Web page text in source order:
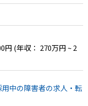
円 (年収： 270万円 ~ 2
中の障害者の求人・転